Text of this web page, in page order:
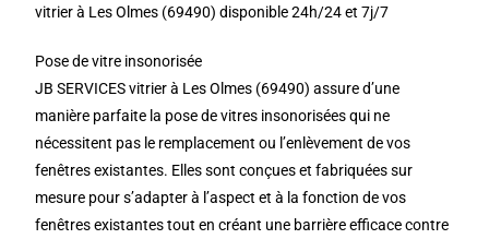
vitrier à Les Olmes (69490) disponible 24h/24 et 7j/7
Pose de vitre insonorisée
JB SERVICES vitrier à Les Olmes (69490) assure d’une
manière parfaite la pose de vitres insonorisées qui ne
nécessitent pas le remplacement ou l’enlèvement de vos
fenêtres existantes. Elles sont conçues et fabriquées sur
mesure pour s’adapter à l’aspect et à la fonction de vos
fenêtres existantes tout en créant une barrière efficace contre